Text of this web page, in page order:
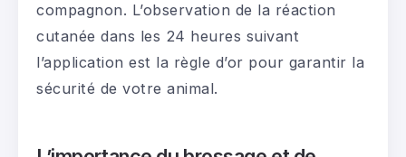
compagnon. L’observation de la réaction
cutanée dans les 24 heures suivant
l’application est la règle d’or pour garantir la
sécurité de votre animal.